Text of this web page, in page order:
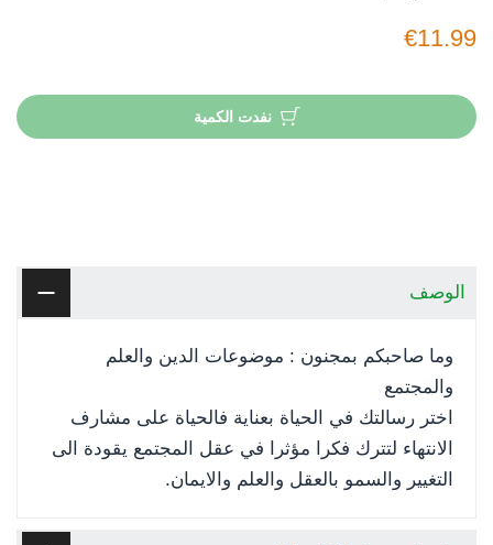
€11.99
نفدت الكمية
الوصف
وما صاحبكم بمجنون : موضوعات الدين والعلم
والمجتمع
اختر رسالتك في الحياة بعناية فالحياة على مشارف
الانتهاء لتترك فكرا مؤثرا في عقل المجتمع يقودة الى
التغيير والسمو بالعقل والعلم والايمان.